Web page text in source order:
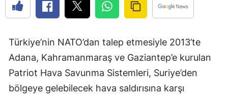
Türkiye’nin NATO’dan talep etmesiyle 2013’te
Adana, Kahramanmaraş ve Gaziantep’e kurulan
Patriot Hava Savunma Sistemleri, Suriye’den
bölgeye gelebilecek hava saldırısına karşı